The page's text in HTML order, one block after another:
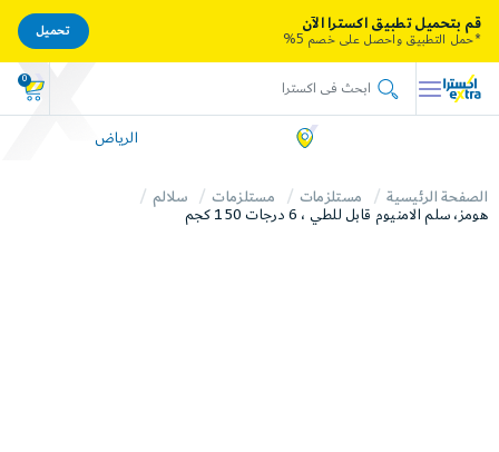
0
الرياض
الصفحة الرئيسية مستلزمات مستلزمات
سلالم
هومز، سلم الامنيوم قابل للطي ، 6 درجات 150 كجم
قم بتحميل تطبيق اكسترا الآن
*حمل التطبيق واحصل على خصم 5%
تحميل